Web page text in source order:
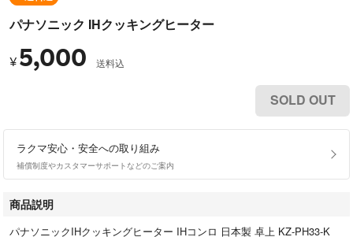
パナソニック IHクッキングヒーター
¥ 5,000 送料込
SOLD OUT
ラクマ安心・安全への取り組み
補償制度やカスタマーサポートなどのご案内
商品説明
パナソニックIHクッキングヒーター IHコンロ 日本製 卓上 KZ-PH33-K